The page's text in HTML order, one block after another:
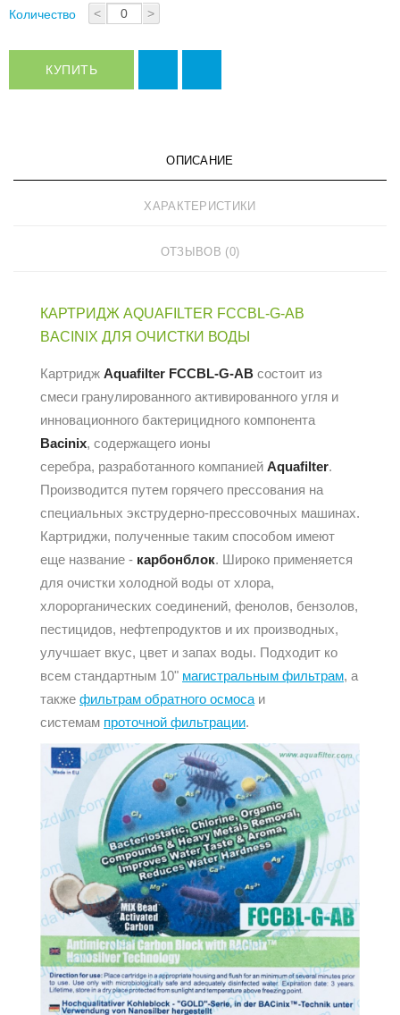
Количество < >
КУПИТЬ
ОПИСАНИЕ
ХАРАКТЕРИСТИКИ
ОТЗЫВОВ (0)
КАРТРИДЖ AQUAFILTER FCCBL-G-AB
BACINIX ДЛЯ ОЧИСТКИ ВОДЫ
Картридж Aquafilter FCCBL-G-AB состоит из
смеси гранулированного активированного угля и
инновационного бактерицидного компонента
Bacinix, содержащего ионы
серебра, разработанного компанией Aquafilter.
Производится путем горячего прессования на
специальных экструдерно-прессовочных машинах.
Картриджи, полученные таким способом имеют
еще название - карбонблок. Широко применяется
для очистки холодной воды от хлора,
хлорорганических соединений, фенолов, бензолов,
пестицидов, нефтепродуктов и их производных,
улучшает вкус, цвет и запах воды. Подходит ко
всем стандартным 10" магистральным фильтрам, а
также фильтрам обратного осмоса и
системам проточной фильтрации.